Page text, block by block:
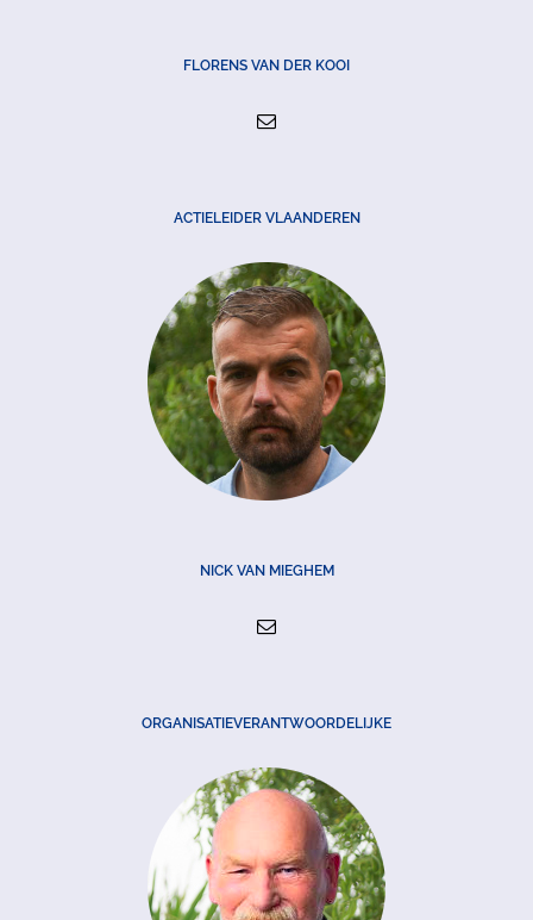
FLORENS VAN DER KOOI
ACTIELEIDER VLAANDEREN
NICK VAN MIEGHEM
ORGANISATIEVERANTWOORDELIJKE